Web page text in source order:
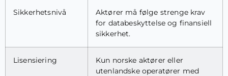
Sikkerhetsnivå
Aktører må følge strenge krav
for databeskyttelse og finansiell
sikkerhet.
Lisensiering
Kun norske aktører eller
utenlandske operatører med